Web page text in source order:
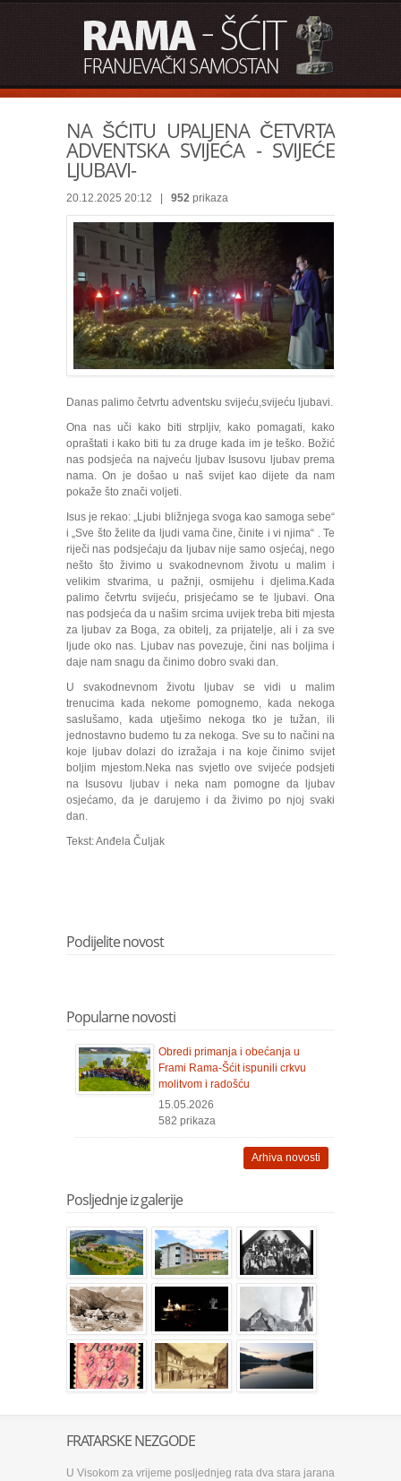
NA ŠĆITU UPALJENA ČETVRTA
ADVENTSKA SVIJEĆA - SVIJEĆE
LJUBAVI-
20.12.2025 20:12 | 952 prikaza
Danas palimo četvrtu adventsku svijeću,svijeću ljubavi.
Ona nas uči kako biti strpljiv, kako pomagati, kako
opraštati i kako biti tu za druge kada im je teško. Božić
nas podsjeća na najveću ljubav Isusovu ljubav prema
nama. On je došao u naš svijet kao dijete da nam
pokaže što znači voljeti.
Isus je rekao: „Ljubi bližnjega svoga kao samoga sebe“
i „Sve što želite da ljudi vama čine, činite i vi njima“ . Te
riječi nas podsjećaju da ljubav nije samo osjećaj, nego
nešto što živimo u svakodnevnom životu u malim i
velikim stvarima, u pažnji, osmijehu i djelima.Kada
palimo četvrtu svijeću, prisjećamo se te ljubavi. Ona
nas podsjeća da u našim srcima uvijek treba biti mjesta
za ljubav za Boga, za obitelj, za prijatelje, ali i za sve
ljude oko nas. Ljubav nas povezuje, čini nas boljima i
daje nam snagu da činimo dobro svaki dan.
U svakodnevnom životu ljubav se vidi u malim
trenucima kada nekome pomognemo, kada nekoga
saslušamo, kada utješimo nekoga tko je tužan, ili
jednostavno budemo tu za nekoga. Sve su to načini na
koje ljubav dolazi do izražaja i na koje činimo svijet
boljim mjestom.Neka nas svjetlo ove svijeće podsjeti
na Isusovu ljubav i neka nam pomogne da ljubav
osjećamo, da je darujemo i da živimo po njoj svaki
dan.
Tekst: Anđela Čuljak
Podijelite novost
Popularne novosti
Obredi primanja i obećanja u
Frami Rama-Šćit ispunili crkvu
molitvom i radošću
15.05.2026
582 prikaza
Arhiva novosti
Posljednje iz galerije
FRATARSKE NEZGODE
U Visokom za vrijeme posljednjeg rata dva stara jarana